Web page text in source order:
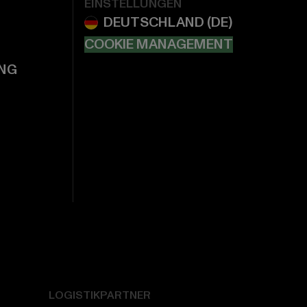
EINSTELLUNGEN
COOKIE MANAGEMENT
LOGISTIKPARTNER